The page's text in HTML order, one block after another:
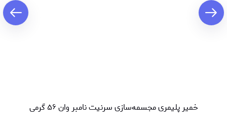
خمیر پلیمری مجسمه‌سازی سرنیت نامبر وان ۵۶ گرمی